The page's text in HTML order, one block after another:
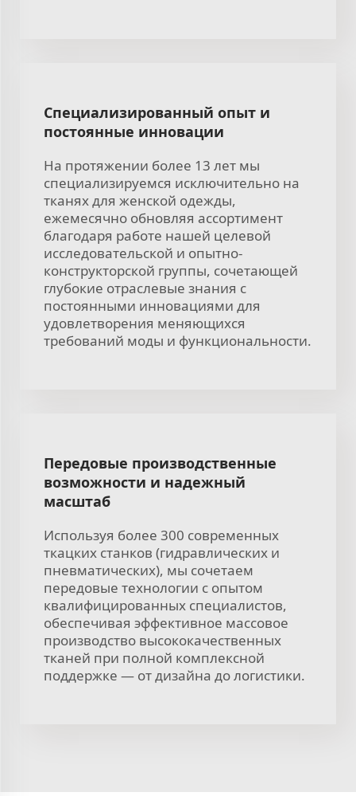
Специализированный опыт и
постоянные инновации
На протяжении более 13 лет мы
специализируемся исключительно на
тканях для женской одежды,
ежемесячно обновляя ассортимент
благодаря работе нашей целевой
исследовательской и опытно-
конструкторской группы, сочетающей
глубокие отраслевые знания с
постоянными инновациями для
удовлетворения меняющихся
требований моды и функциональности.
Передовые производственные
возможности и надежный
масштаб
Используя более 300 современных
ткацких станков (гидравлических и
пневматических), мы сочетаем
передовые технологии с опытом
квалифицированных специалистов,
обеспечивая эффективное массовое
производство высококачественных
тканей при полной комплексной
поддержке — от дизайна до логистики.